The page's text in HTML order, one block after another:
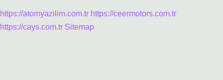
https://atomyazilim.com.tr https://ceermotors.com.tr
https://cays.com.tr Sitemap